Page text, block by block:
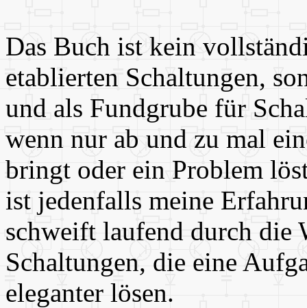
Das Buch ist kein
etablierten Schaltungen,
und als Fundgrube für
wenn nur ab und zu mal
bringt oder ein Problem
ist jedenfalls meine
schweift laufend durch die
Schaltungen, die eine
eleganter lösen.